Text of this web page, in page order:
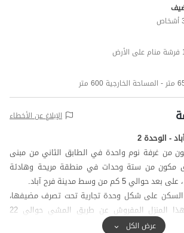
الإبلاغ عن الأخطاء
- الوحدة 2
من غرفة نوم واحدة في الطابق الثاني من مبنى
مكون من ستة وحدات في منطقة مريحة وهادئة
كم من وسط مدينة فرح آباد.
السكن على شكل وحدة تجارية تحت تصرف مضيفها،
ويمكن الوصول إلى هذا المنزل المفروش عن طريق المشي حوالي 22
من هذا السكن على وحدتين، كل منهما متاح
عرض الكل